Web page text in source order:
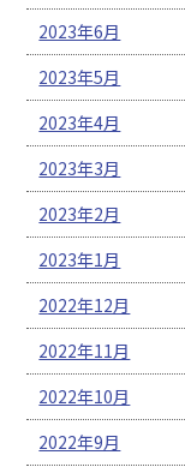
2023年6月
2023年5月
2023年4月
2023年3月
2023年2月
2023年1月
2022年12月
2022年11月
2022年10月
2022年9月